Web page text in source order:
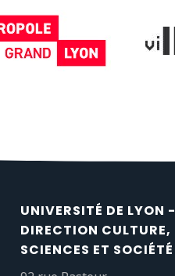
UNIVERSITÉ DE LYON -
DIRECTION CULTURE,
SCIENCES ET SOCIÉTÉ